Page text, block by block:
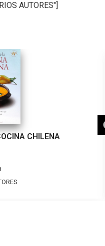
AUTORES"]
CHILENA